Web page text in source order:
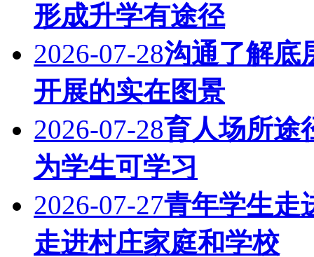
形成升学有途径
2026-07-28沟通了解底
开展的实在图景
2026-07-28育人场所途
为学生可学习
2026-07-27青年学生走
走进村庄家庭和学校